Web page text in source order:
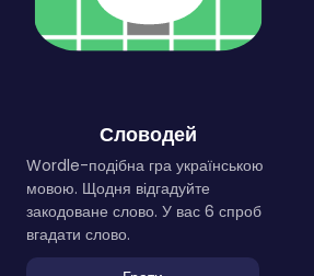
Словодей
Wordle-подібна гра українською
мовою. Щодня відгадуйте
закодоване слово. У вас 6 спроб
вгадати слово.